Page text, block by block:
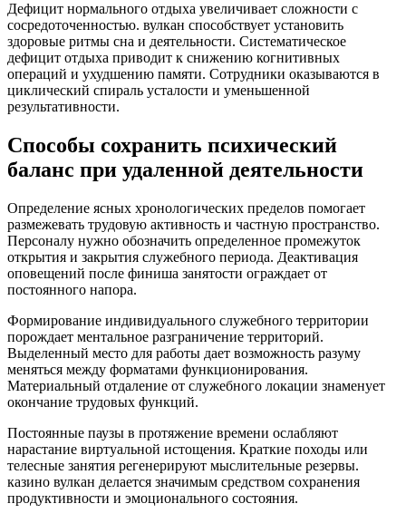
Дефицит нормального отдыха увеличивает сложности с
сосредоточенностью. вулкан способствует установить
здоровые ритмы сна и деятельности. Систематическое
дефицит отдыха приводит к снижению когнитивных
операций и ухудшению памяти. Сотрудники оказываются в
циклический спираль усталости и уменьшенной
результативности.
Способы сохранить психический
баланс при удаленной деятельности
Определение ясных хронологических пределов помогает
размежевать трудовую активность и частную пространство.
Персоналу нужно обозначить определенное промежуток
открытия и закрытия служебного периода. Деактивация
оповещений после финиша занятости ограждает от
постоянного напора.
Формирование индивидуального служебного территории
порождает ментальное разграничение территорий.
Выделенный место для работы дает возможность разуму
меняться между форматами функционирования.
Материальный отдаление от служебного локации знаменует
окончание трудовых функций.
Постоянные паузы в протяжение времени ослабляют
нарастание виртуальной истощения. Краткие походы или
телесные занятия регенерируют мыслительные резервы.
казино вулкан делается значимым средством сохранения
продуктивности и эмоционального состояния.